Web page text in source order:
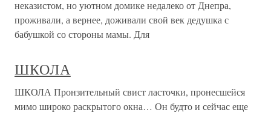
неказистом, но уютном домике недалеко от Днепра,
проживали, а вернее, доживали свой век дедушка с
бабушкой со стороны мамы. Для
ШКОЛА
ШКОЛА Пронзительный свист ласточки, пронесшейся
мимо широко раскрытого окна… Он будто и сейчас еще